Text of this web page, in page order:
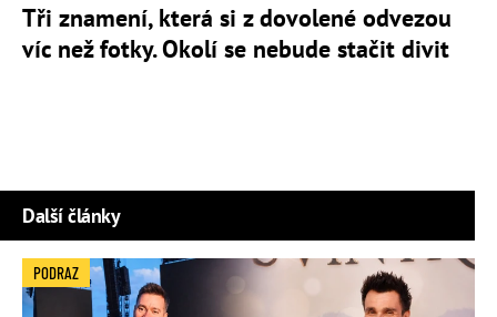
Tři znamení, která si z dovolené odvezou
víc než fotky. Okolí se nebude stačit divit
Další články
PODRAZ